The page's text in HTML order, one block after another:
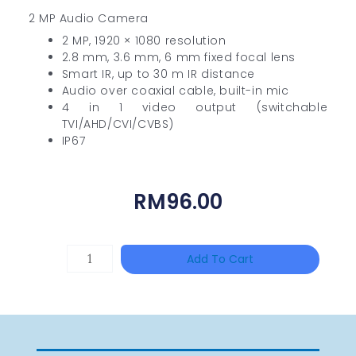
2 MP Audio Camera
2 MP, 1920 × 1080 resolution
2.8 mm, 3.6 mm, 6 mm fixed focal lens
Smart IR, up to 30 m IR distance
Audio over coaxial cable, built-in mic
4 in 1 video output (switchable
TVI/AHD/CVI/CVBS)
IP67
RM96.00
HANWHA
Quantity
Add To Cart